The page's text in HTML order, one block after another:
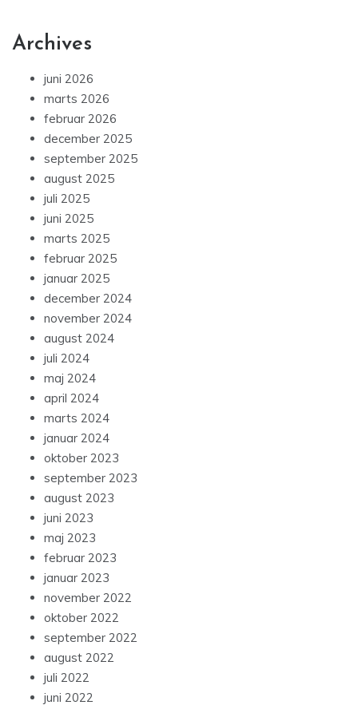
Archives
juni 2026
marts 2026
februar 2026
december 2025
september 2025
august 2025
juli 2025
juni 2025
marts 2025
februar 2025
januar 2025
december 2024
november 2024
august 2024
juli 2024
maj 2024
april 2024
marts 2024
januar 2024
oktober 2023
september 2023
august 2023
juni 2023
maj 2023
februar 2023
januar 2023
november 2022
oktober 2022
september 2022
august 2022
juli 2022
juni 2022